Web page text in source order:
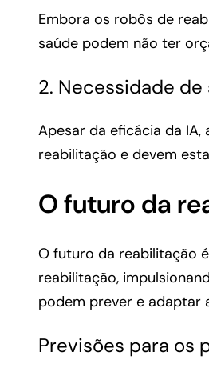
Embora os robôs de
saúde podem não ter
2. Necessidade
Apesar da eficácia da
reabilitação e devem
O futuro da
O futuro da reabilitação
reabilitação,
podem prever e adaptar
Previsões para os